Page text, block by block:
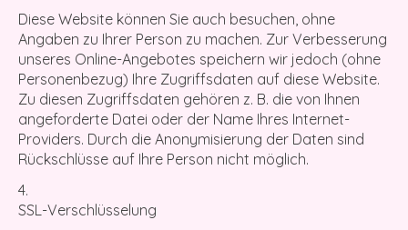
Diese Website können Sie auch besuchen, ohne
Angaben zu Ihrer Person zu machen. Zur Verbesserung
unseres Online-Angebotes speichern wir jedoch (ohne
Personenbezug) Ihre Zugriffsdaten auf diese Website.
Zu diesen Zugriffsdaten gehören z. B. die von Ihnen
angeforderte Datei oder der Name Ihres Internet-
Providers. Durch die Anonymisierung der Daten sind
Rückschlüsse auf Ihre Person nicht möglich.
SSL-Verschlüsselung